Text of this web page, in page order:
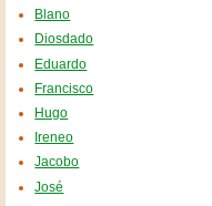
Blano
Diosdado
Eduardo
Francisco
Hugo
Ireneo
Jacobo
José